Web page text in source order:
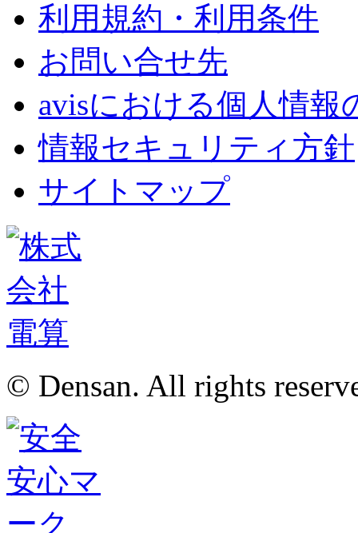
利用規約・利用条件
お問い合せ先
avisにおける個人情
情報セキュリティ方針
サイトマップ
© Densan. All rights